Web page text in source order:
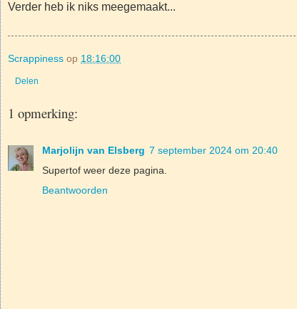
Verder heb ik niks meegemaakt...
Scrappiness op 18:16:00
Delen
1 opmerking:
Marjolijn van Elsberg 7 september 2024 om 20:40
Supertof weer deze pagina.
Beantwoorden